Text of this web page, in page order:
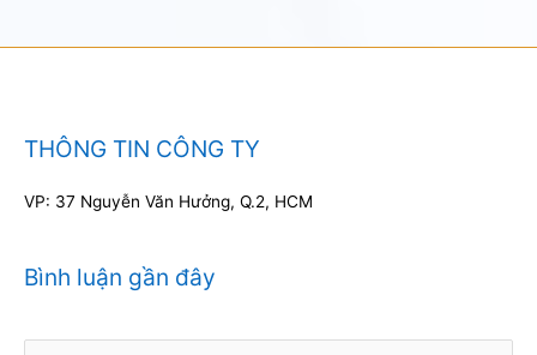
THÔNG TIN CÔNG TY
VP: 37 Nguyễn Văn Hưởng, Q.2, HCM
Bình luận gần đây